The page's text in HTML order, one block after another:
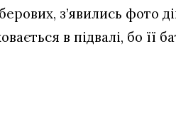
з’явились фото
в підвалі, бо її